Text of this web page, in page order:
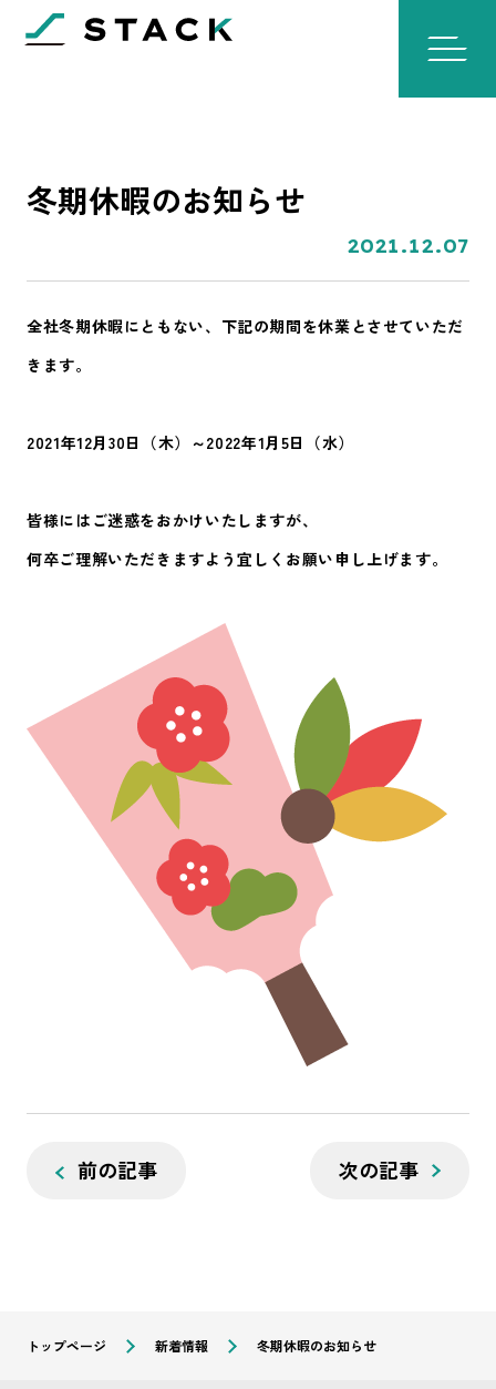
冬期休暇のお知らせ
2021.12.07
全社冬期休暇にともない、下記の期間を休業とさせていただ
きます。
2021年12月30日（木）～2022年1月5日（水）
皆様にはご迷惑をおかけいたしますが、
何卒ご理解いただきますよう宜しくお願い申し上げます。
前の記事 次の記事
トップページ 新着情報 冬期休暇のお知らせ